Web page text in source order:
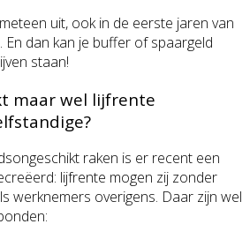
uit, ook in de eerste jaren van
dan kan je buffer of spaargeld
staan!
maar wel lijfrente
raken is er recent een
lijfrente mogen zij zonder
werknemers overigens. Daar zijn wel